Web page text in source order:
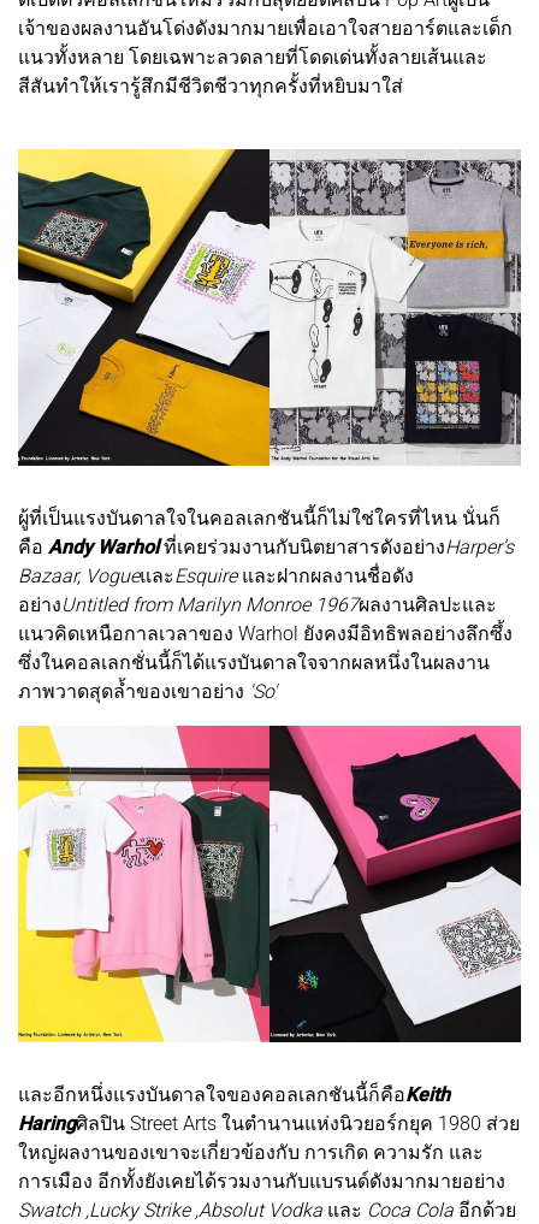
เจ้าของผลงานอันโด่งดังมากมายเพื่อเอาใจสายอาร์ตและเด็ก
แนวทั้งหลาย โดยเฉพาะลวดลายที่โดดเด่นทั้งลายเส้นและ
สีสันทำให้เรารู้สึกมีชีวิตชีวาทุกครั้งที่หยิบมาใส่
ผู้ที่เป็นแรงบันดาลใจในคอลเลกชันนี้ก็ไม่ใช่ใครที่ไหน นั่นก็
คือ Andy Warholที่เคยร่วมงานกับนิตยาสารดังอย่างHarper’s
Bazaar, VogueและEsquire และฝากผลงานชื่อดัง
อย่างUntitled from Marilyn Monroe 1967ผลงานศิลปะและ
แนวคิดเหนือกาลเวลาของ Warhol ยังคงมีอิทธิพลอย่างลึกซึ้ง
ซึ่งในคอลเลกชั่นนี้ก็ได้แรงบันดาลใจจากผลหนึ่งในผลงาน
ภาพวาดสุดล้ำของเขาอย่าง 'So'
และอีกหนึ่งแรงบันดาลใจของคอลเลกชันนี้ก็คือKeith
Haringศิลปิน Street Arts ในตำนานแห่งนิวยอร์กยุค 1980 ส่วย
ใหญ่ผลงานของเขาจะเกี่ยวข้องกับ การเกิด ความรัก และ
การเมือง อีกทั้งยังเคยได้รวมงานกับแบรนด์ดังมากมายอย่าง
Swatch ,Lucky Strike ,Absolut Vodka และ Coca Cola อีกด้วย